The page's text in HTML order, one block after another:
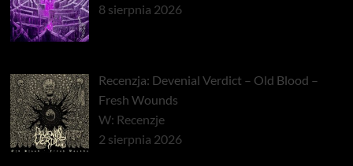
8 sierpnia 2026
Recenzja: Devenial Verdict – Old Blood –
Fresh Wounds
W: Recenzje
2 sierpnia 2026